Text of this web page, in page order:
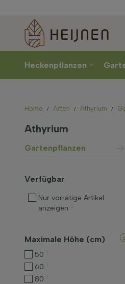
Heckenpflanzen
Home Arten Athyrium
Athyrium
Gartenpflanzen
Verfügbar
Nur vorrätige Artikel
anzeigen
Maximale Höhe (cm)
50
60
80